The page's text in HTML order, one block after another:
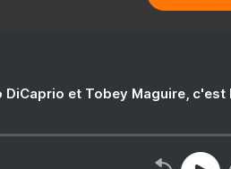
DiCaprio et Tobey Maguire,